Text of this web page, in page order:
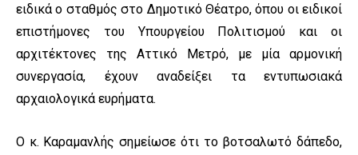
ειδικά ο σταθμός στο Δημοτικό Θέατρο, όπου οι ειδικοί
επιστήμονες του Υπουργείου Πολιτισμού και οι
αρχιτέκτονες της Αττικό Μετρό, με μία αρμονική
συνεργασία, έχουν αναδείξει τα εντυπωσιακά
αρχαιολογικά ευρήματα.
Ο κ. Καραμανλής σημείωσε ότι το βοτσαλωτό δάπεδο,